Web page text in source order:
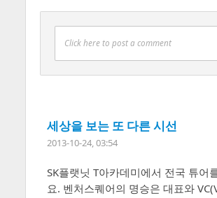
Click here to post a comment
세상을 보는 또 다른 시선
2013-10-24, 03:54
SK플랫닛 T아카데미에서 전국 튜어
요. 벤처스퀘어의 명승은 대표와